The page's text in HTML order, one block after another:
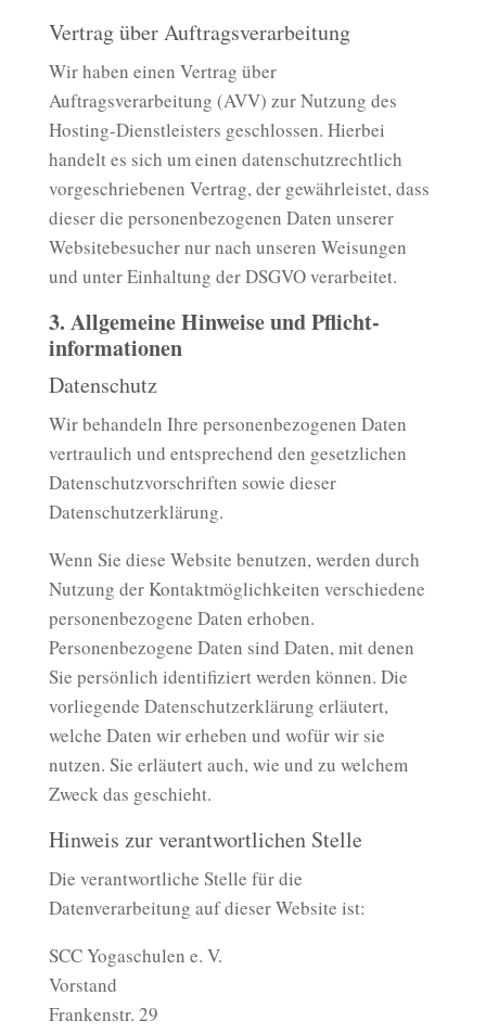
Vertrag über Auftragsverarbeitung
Wir haben einen Vertrag über
Auftragsverarbeitung (AVV) zur Nutzung des
Hosting-Dienstleisters geschlossen. Hierbei
handelt es sich um einen datenschutzrechtlich
vorgeschriebenen Vertrag, der gewährleistet, dass
dieser die personenbezogenen Daten unserer
Websitebesucher nur nach unseren Weisungen
und unter Einhaltung der DSGVO verarbeitet.
3. Allgemeine Hinweise und Pflicht­
informationen
Datenschutz
Wir behandeln Ihre personenbezogenen Daten
vertraulich und entsprechend den gesetzlichen
Datenschutzvorschriften sowie dieser
Datenschutzerklärung.
Wenn Sie diese Website benutzen, werden durch
Nutzung der Kontaktmöglichkeiten verschiedene
personenbezogene Daten erhoben.
Personenbezogene Daten sind Daten, mit denen
Sie persönlich identifiziert werden können. Die
vorliegende Datenschutzerklärung erläutert,
welche Daten wir erheben und wofür wir sie
nutzen. Sie erläutert auch, wie und zu welchem
Zweck das geschieht.
Hinweis zur verantwortlichen Stelle
Die verantwortliche Stelle für die
Datenverarbeitung auf dieser Website ist:
SCC Yogaschulen e. V.
Vorstand
Frankenstr. 29